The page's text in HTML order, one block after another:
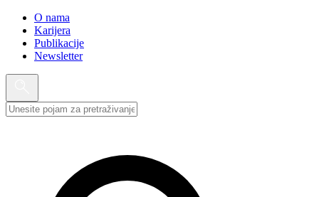
O nama
Karijera
Publikacije
Newsletter